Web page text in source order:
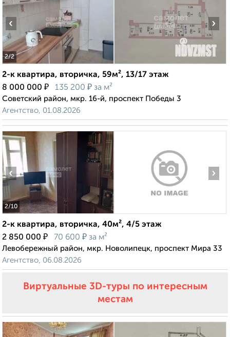
2/2
‹ ›
2-к квартира, вторичка, 59м², 13/17 этаж
8 000 000 ₽ 135 200 ₽ за м²
Советский район, мкр. 16-й, проспект Победы 3
Агентство, 01.08.2026
2/10
‹ ›
2-к квартира, вторичка, 40м², 4/5 этаж
2 850 000 ₽ 70 600 ₽ за м²
Левобережный район, мкр. Новолипецк, проспект Мира 33
Агентство, 06.08.2026
Виртуальные 3D-туры по интересным
местам